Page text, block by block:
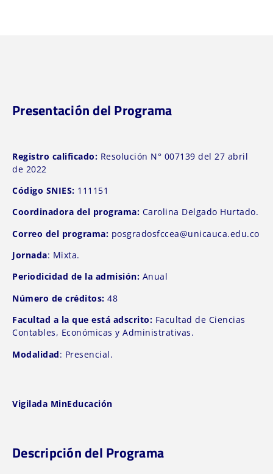
Presentación del Programa
Registro calificado: Resolución N° 007139 del 27 abril
de 2022
Código SNIES: 111151
Coordinadora del programa: Carolina Delgado Hurtado.
Correo del programa: posgradosfccea@unicauca.edu.co
Jornada: Mixta.
Periodicidad de la admisión: Anual
Número de créditos: 48
Facultad a la que está adscrito: Facultad de Ciencias
Contables, Económicas y Administrativas.
Modalidad: Presencial.
Vigilada MinEducación
Descripción del Programa